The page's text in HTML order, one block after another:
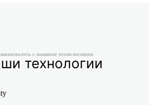
с нашими технологиями
технологии